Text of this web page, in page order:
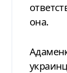
она.